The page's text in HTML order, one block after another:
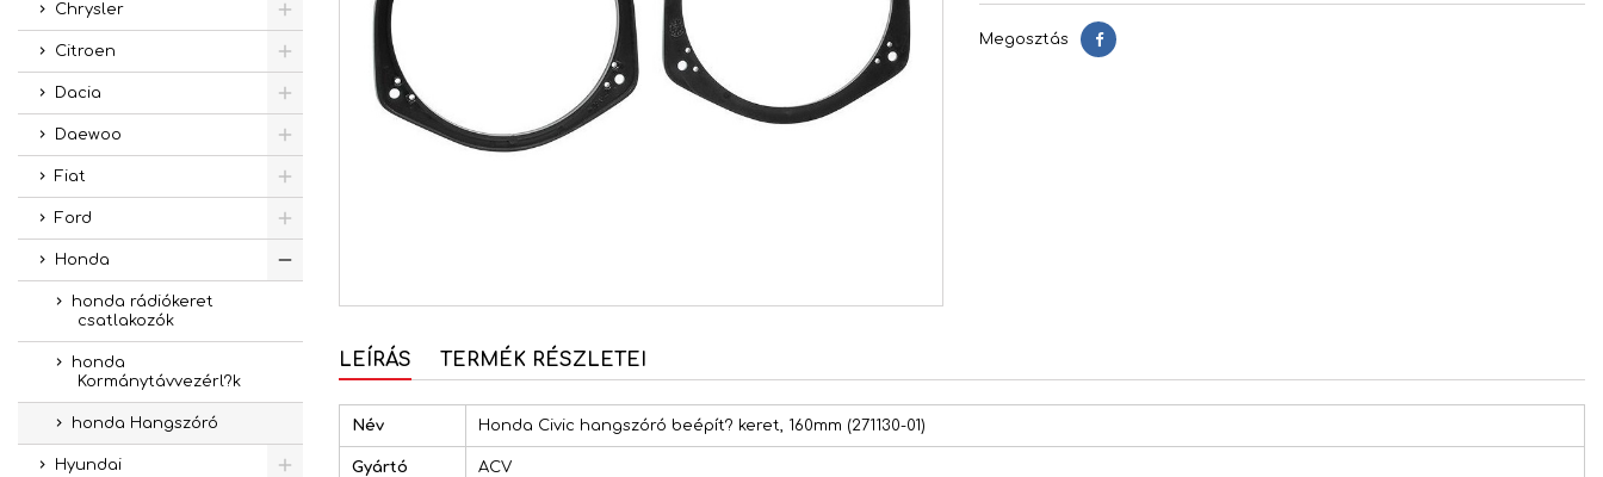
Chrysler
Citroen
Dacia
Daewoo
Fiat
Ford
Honda
honda rádiókeret
csatlakozók
honda
Kormánytávvezérl?k
honda Hangszóró
Hyundai
Megosztás Megosztás
LEÍRÁS TERMÉK RÉSZLETEI
Név Honda Civic hangszóró beépít? keret, 160mm (271130-01)
Gyártó ACV